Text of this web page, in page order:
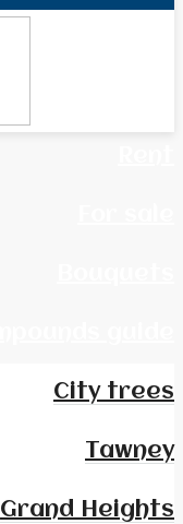
City trees
Tawney
Grand Heights